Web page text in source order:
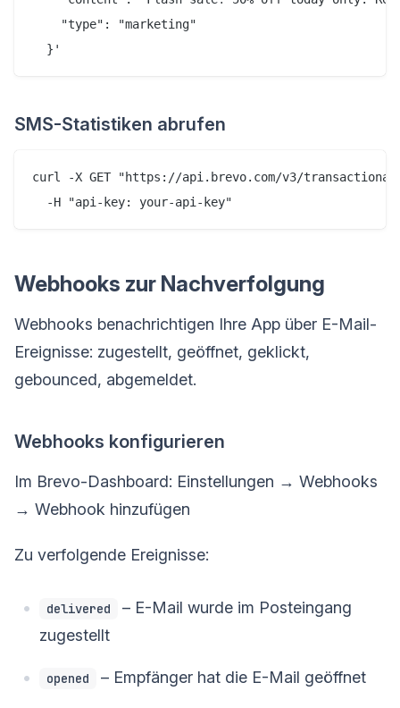
    "type": "marketing"
SMS-Statistiken abrufen
curl -X GET "https://api.brevo.com/v3/
Webhooks zur Nachverfolgung
Webhooks benachrichtigen Ihre App über E-Mail-
Ereignisse: zugestellt, geöffnet, geklickt,
gebounced, abgemeldet.
Webhooks konfigurieren
Im Brevo-Dashboard: Einstellungen → Webhooks
→ Webhook hinzufügen
Zu verfolgende Ereignisse:
delivered
– E-Mail wurde im Posteingang
zugestellt
opened – Empfänger hat die E-Mail geöffnet